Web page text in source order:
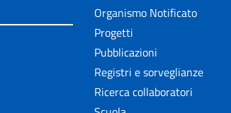
Organismo Notificato
Progetti
Pubblicazioni
Registri e sorveglianze
Ricerca collaboratori